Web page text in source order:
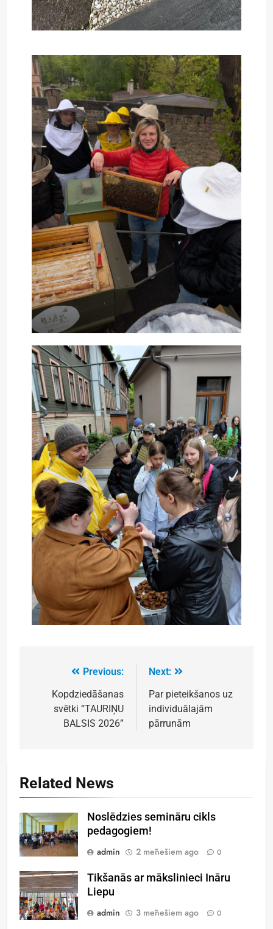
Previous:
Kopdziedāšanas
svētki “TAURIŅU
BALSIS 2026”
Next:
Par pieteikšanos uz
individuālajām
pārrunām
Related News
Noslēdzies semināru cikls
pedagogiem!
admin
2 mēnešiem ago 0
Tikšanās ar mākslinieci Ināru
Liepu
admin
3 mēnešiem ago 0